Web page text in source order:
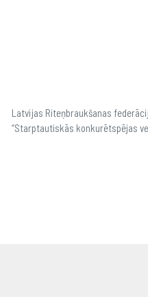
Latvijas Riteņbraukšanas
“Starptautiskās konkurētspējas